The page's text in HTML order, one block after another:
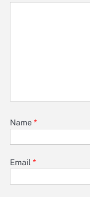
Name *
Email *